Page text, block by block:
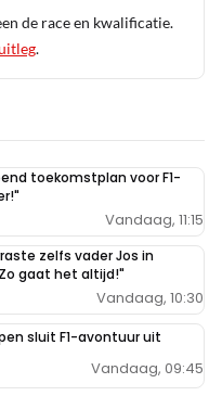
longrun informatie mis.
het missen van punten
de rest voor de race.
de race en kwalificatie.
.
toekomstplan voor F1-
Vandaag, 11:15
zelfs vader Jos in
gaat het altijd!"
Vandaag, 10:30
sluit F1-avontuur uit
Vandaag, 09:45